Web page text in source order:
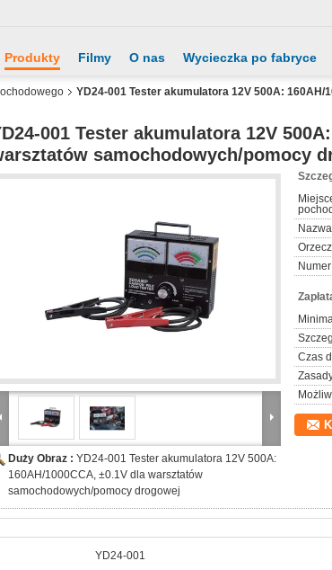
Produkty Filmy O nas Wycieczka po fabryce
YD24-001 Tester akumulatora 12V 500A:
001 Tester akumulatora 12V
samochodowych/pomocy
Duży Obraz : YD24-001 Tester akumulatora 12V 500A:
160AH/1000CCA, ±0.1V dla warsztatów
samochodowych/pomocy drogowej
Czas
YD24-001